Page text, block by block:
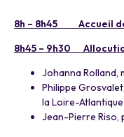
8h – 8h45 Accueil
8h45 – 9h30
Johanna Rolland,
Philippe
la Loire-Atlantique
Jean-Pierre Riso,